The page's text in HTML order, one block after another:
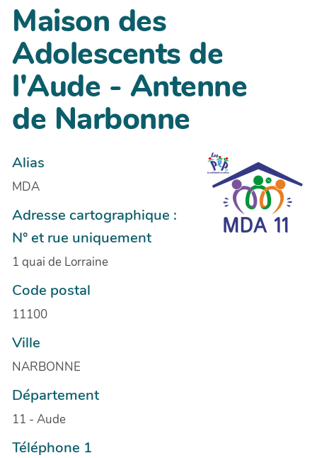
Maison des
Adolescents de
l'Aude - Antenne
de Narbonne
Alias
MDA
Adresse cartographique :
N° et rue uniquement
1 quai de Lorraine
Code postal
11100
Ville
NARBONNE
Département
11 - Aude
Téléphone 1